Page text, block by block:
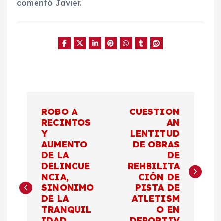
comentó Javier.
e
g
ROBO A
RECINTOS
Y
AUMENTO
DE LA
DELINCUE
NCIA,
SINONIMO
DE LA
TRANQUIL
CUESTION
AN
LENTITUD
DE OBRAS
DE
REHBILITA
CIÓN DE
PISTA DE
ATLETISM
O EN